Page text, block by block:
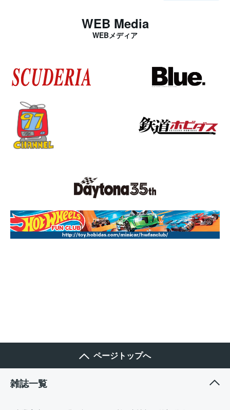
WEB Media
WEBメディア
ページトップへ
雑誌一覧